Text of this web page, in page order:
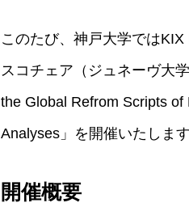
このたび、神戸大学では
スコチェア（ジュネーヴ大
the Global Refrom Scripts
Analyses」を開催いたします
開催概要